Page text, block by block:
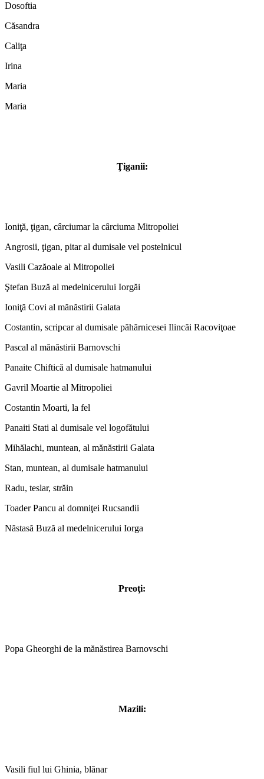
Dosoftia
Căsandra
Caliţa
Irina
Maria
Maria
Ţiganii:
Ioniţă, ţigan, cârciumar la cârciuma Mitropoliei
Angrosii, ţigan, pitar al dumisale vel postelnicul
Vasili Cazăoale al Mitropoliei
Ştefan Buză al medelnicerului Iorgăi
Ioniţă Covi al mănăstirii Galata
Costantin, scripcar al dumisale păhărnicesei Ilincăi Racoviţoae
Pascal al mănăstirii Barnovschi
Panaite Chiftică al dumisale hatmanului
Gavril Moartie al Mitropoliei
Costantin Moarti, la fel
Panaiti Stati al dumisale vel logofătului
Mihălachi, muntean, al mănăstirii Galata
Stan, muntean, al dumisale hatmanului
Radu, teslar, străin
Toader Pancu al domniţei Rucsandii
Năstasă Buză al medelnicerului Iorga
Preoţi:
Popa Gheorghi de la mănăstirea Barnovschi
Mazili:
Vasili fiul lui Ghinia, blănar